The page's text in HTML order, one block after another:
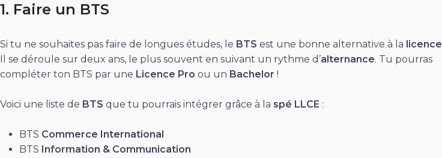
1. Faire un BTS
Si tu ne souhaites pas faire de longues études, le BTS est une bonne alternative à la licence
Il se déroule sur deux ans, le plus souvent en suivant un rythme d’alternance. Tu pourras
compléter ton BTS par une Licence Pro ou un Bachelor !
Voici une liste de BTS que tu pourrais intégrer grâce à la spé LLCE :
BTS Commerce International
BTS Information & Communication